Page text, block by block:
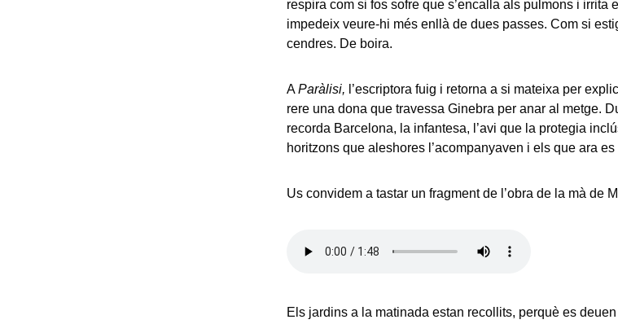
respira com si fos sofre que s’encalla als pulmons i irrita
impedeix veure-hi més enllà de dues passes. Com si
cendres. De boira.
AParàlisi, l’escriptora fuig i retorna a si mateixa per
rere una dona que travessa Ginebra per anar al metge.
recorda Barcelona, la infantesa, l’avi que la protegia
horitzons que aleshores l’acompanyaven i els que ara
Us convidem a tastar un fragment de l’obra de la mà de
Els jardins a la matinada estan recollits, perquè es